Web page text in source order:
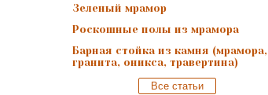
Зеленый мрамор
Роскошные полы из мрамора
Барная стойка из камня (мрамора,
гранита, оникса, травертина)
Все статьи